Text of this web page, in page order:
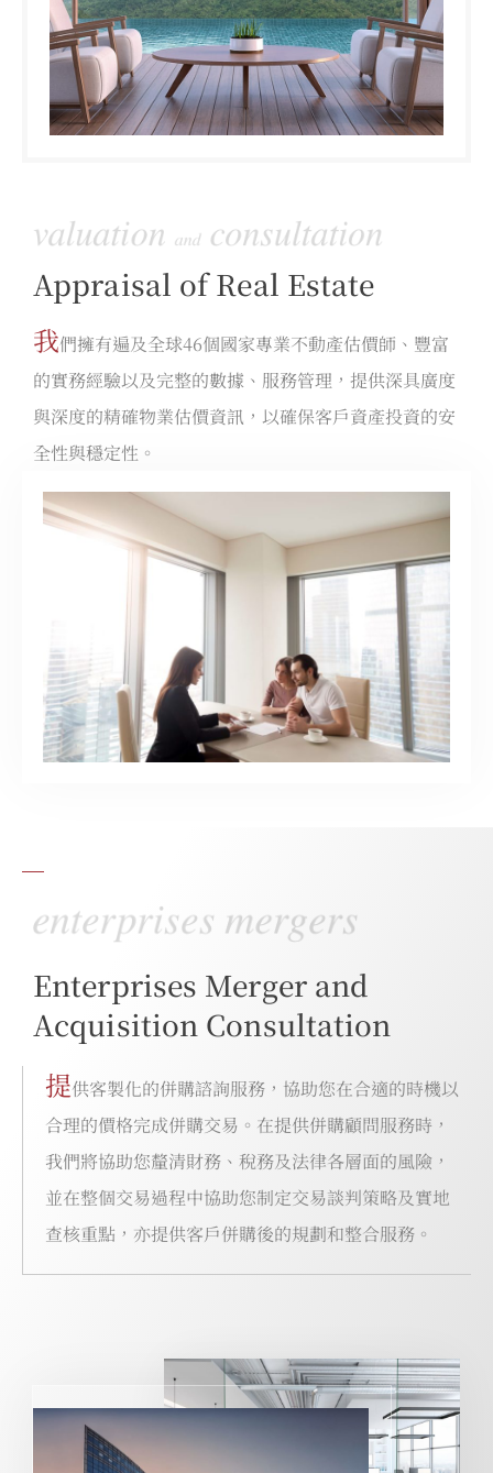
Appraisal of Real Estate
我們擁有遍及全球46個國家專業不動產估價師、豐富
的實務經驗以及完整的數據、服務管理，提供深具廣度
與深度的精確物業估價資訊，以確保客戶資產投資的安
全性與穩定性。
Enterprises Merger and
Acquisition Consultation
提供客製化的併購諮詢服務，協助您在合適的時機以
合理的價格完成併購交易。在提供併購顧問服務時，
我們將協助您釐清財務、稅務及法律各層面的風險，
並在整個交易過程中協助您制定交易談判策略及實地
查核重點，亦提供客戶併購後的規劃和整合服務。